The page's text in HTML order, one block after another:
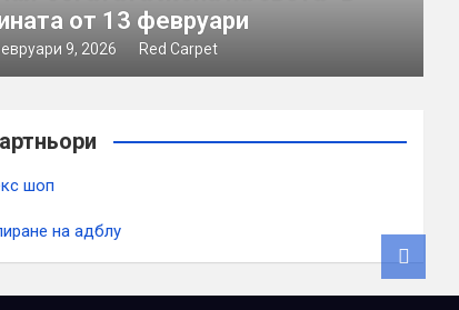
от 13 февруари
9, 2026 Red Carpet
шоп
на адблу